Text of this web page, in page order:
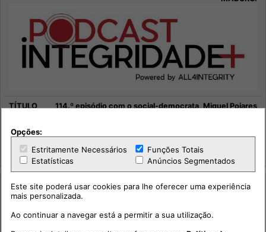
114.º episódio com o social-democrata, Miguel Poiares
Opções:
Estritamente Necessários
Funções Totais
Estatísticas
Anúncios Segmentados
Este site poderá usar cookies para lhe oferecer uma experiência
mais personalizada.
Ao continuar a navegar está a permitir a sua utilização.